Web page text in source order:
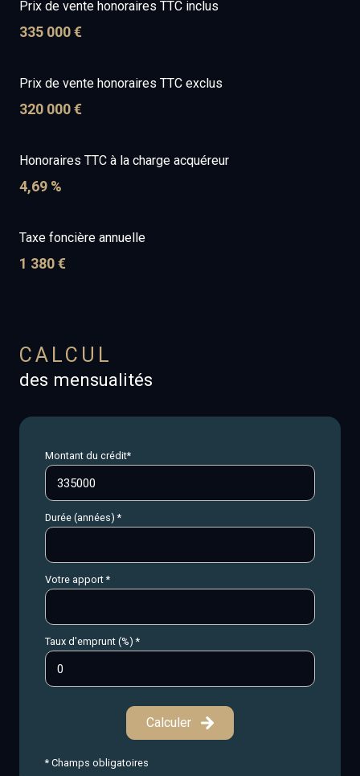
Prix de vente honoraires TTC inclus
335 000 €
Prix de vente honoraires TTC exclus
320 000 €
Honoraires TTC à la charge acquéreur
4,69 %
Taxe foncière annuelle
1 380 €
CALCUL
des mensualités
Montant du crédit*
Durée (années) *
Votre apport *
Taux d'emprunt (%) *
Calculer
* Champs obligatoires